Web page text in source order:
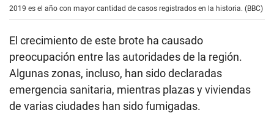
2019 es el año con mayor cantidad de casos registrados en la historia. (BBC)
El crecimiento de este brote ha causado
preocupación entre las autoridades de la región.
Algunas zonas, incluso, han sido declaradas
emergencia sanitaria, mientras plazas y viviendas
de varias ciudades han sido fumigadas.